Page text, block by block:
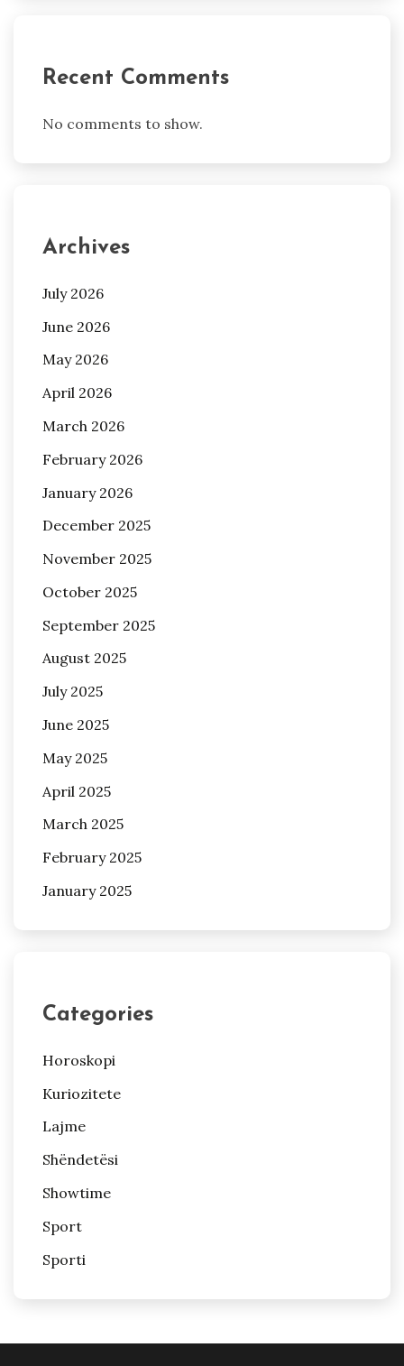
Recent Comments
No comments to show.
Archives
July 2026
June 2026
May 2026
April 2026
March 2026
February 2026
January 2026
December 2025
November 2025
October 2025
September 2025
August 2025
July 2025
June 2025
May 2025
April 2025
March 2025
February 2025
January 2025
Categories
Horoskopi
Kuriozitete
Lajme
Shëndetësi
Showtime
Sport
Sporti